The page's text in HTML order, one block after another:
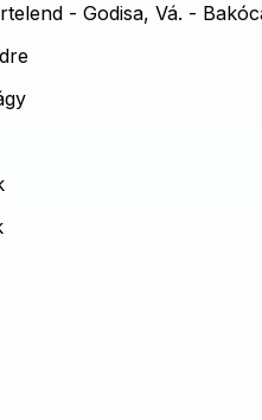
- Godisa, Vá. -